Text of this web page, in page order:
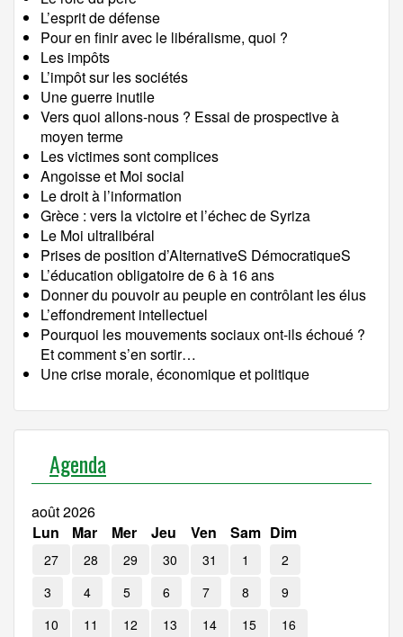
L’esprit de défense
Pour en finir avec le libéralisme, quoi ?
Les impôts
L’impôt sur les sociétés
Une guerre inutile
Vers quoi allons-nous ? Essai de prospective à
moyen terme
Les victimes sont complices
Angoisse et Moi social
Le droit à l’information
Grèce : vers la victoire et l’échec de Syriza
Le Moi ultralibéral
Prises de position d’AlternativeS DémocratiqueS
L’éducation obligatoire de 6 à 16 ans
Donner du pouvoir au peuple en contrôlant les élus
L’effondrement intellectuel
Pourquoi les mouvements sociaux ont-ils échoué ?
Et comment s’en sortir…
Une crise morale, économique et politique
Agenda
août 2026
Lun
Mar Mer Jeu Ven Sam Dim
27 28 29 30 31 1
2
3
4 5 6 7 8
9
10
11 12 13 14 15
16